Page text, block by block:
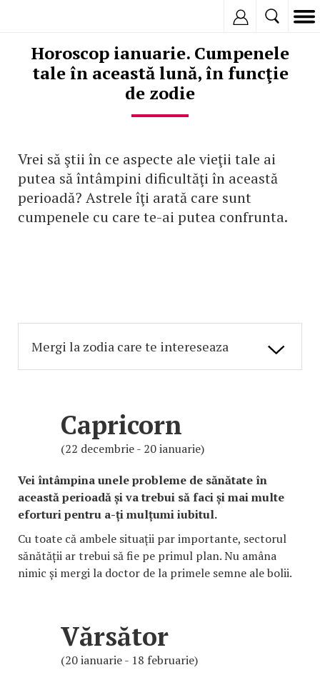
Horoscop ianuarie. Cumpenele
tale în această lună, în funcţie
de zodie
Vrei să ştii în ce aspecte ale vieţii tale ai
putea să întâmpini dificultăţi în această
perioadă? Astrele îţi arată care sunt
cumpenele cu care te-ai putea confrunta.
Capricorn
(22 decembrie - 20 ianuarie)
Vei întâmpina unele probleme de sănătate în
această perioadă și va trebui să faci și mai multe
eforturi pentru a-ți mulțumi iubitul.
Cu toate că ambele situații par importante, sectorul
sănătății ar trebui să fie pe primul plan. Nu amâna
nimic și mergi la doctor de la primele semne ale bolii.
Vărsător
(20 ianuarie - 18 februarie)